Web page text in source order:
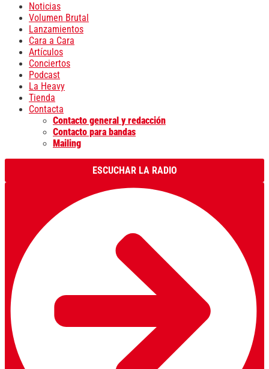
Noticias
Volumen Brutal
Lanzamientos
Cara a Cara
Artículos
Conciertos
Podcast
La Heavy
Tienda
Contacta
Contacto general y redacción
Contacto para bandas
Mailing
ESCUCHAR LA RADIO